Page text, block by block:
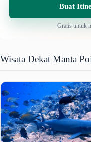
Buat
Gratis untuk
Wisata Dekat Manta